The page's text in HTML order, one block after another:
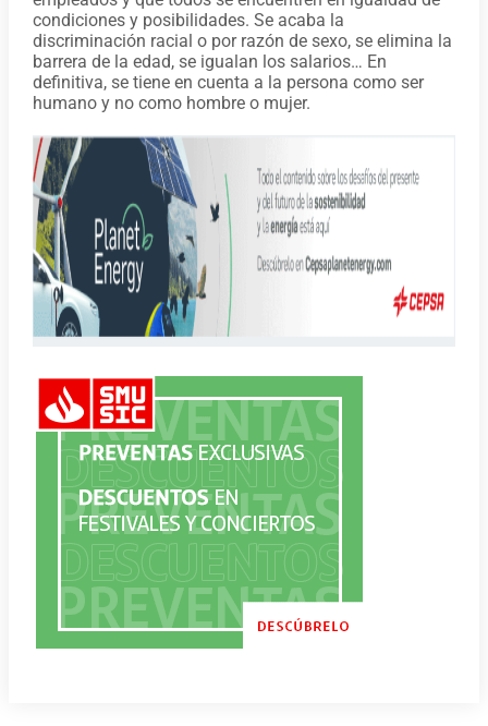
condiciones y posibilidades. Se acaba la
discriminación racial o por razón de sexo, se elimina la
barrera de la edad, se igualan los salarios… En
definitiva, se tiene en cuenta a la persona como ser
humano y no como hombre o mujer.